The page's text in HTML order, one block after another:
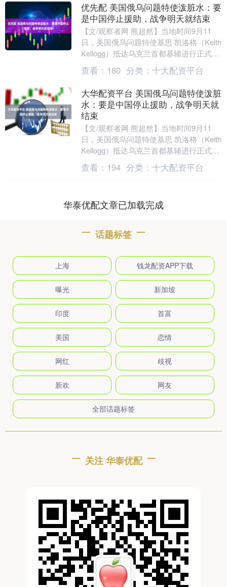
优先配 美国俄乌问题特使泼脏水：要
是中国停止援助，战争明天就结束
【文/观察者网 熊超然】当地时间9月11
日，美国俄乌问题特使基思·凯洛格（Keith
Kellogg）抵达乌克兰首都基辅进行正式访
问。9月13日，他在出席“雅尔....
查看： 180 分类： 十大配资平台
大华配资平台 美国俄乌问题特使泼脏
水：要是中国停止援助，战争明天就
结束
【文/观察者网 熊超然】当地时间9月11
日，美国俄乌问题特使基思·凯洛格（Keith
Kellogg）抵达乌克兰首都基辅进行正式访
问。9月13日，他在出席“雅尔....
查看： 194 分类： 十大配资平台
华泰优配文章已加载完成
话题标签
上海 钱龙配资APP下载
曝光 新加坡
印度 首富
美国 恋情
网红 歧视
新欢 网友
全部话题标签
关注 华泰优配